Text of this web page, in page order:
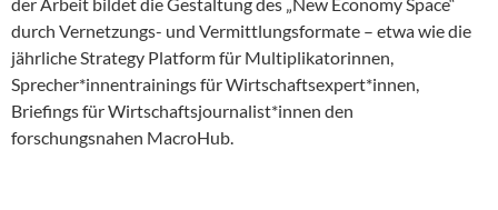
durch Vernetzungs- und Vermittlungsformate – etwa wie die
jährliche Strategy Platform für Multiplikatorinnen,
Sprecher*innentrainings für Wirtschaftsexpert*innen,
Briefings für Wirtschaftsjournalist*innen den
forschungsnahen MacroHub.